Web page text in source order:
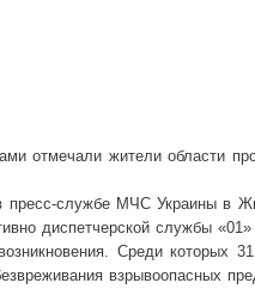
отмечали жители области
пресс-службе МЧС Украины в
диспетчерской службы
Среди
взрывоопасных